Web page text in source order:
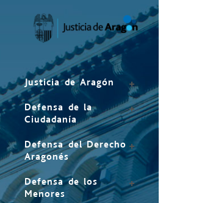
Justicia de Aragón
Defensa de la
Ciudadanía
Defensa del Derecho
Aragonés
Defensa de los
Menores